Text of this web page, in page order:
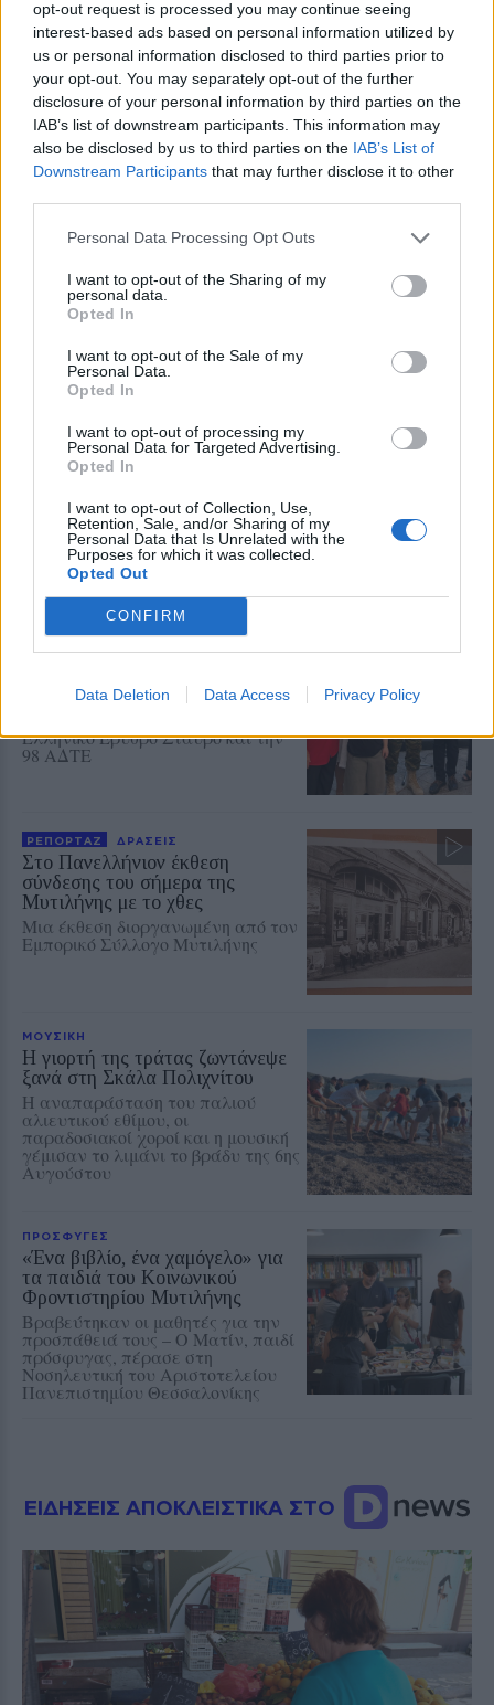
opt-out request is processed you may continue seeing
interest-based ads based on personal information utilized by
us or personal information disclosed to third parties prior to
your opt-out. You may separately opt-out of the further
disclosure of your personal information by third parties on the
IAB’s list of downstream participants. This information may
also be disclosed by us to third parties on the IAB’s List of
Downstream Participants that may further disclose it to other
Personal Data Processing Opt Outs
I want to opt-out of the Sharing of my
personal data.
Opted In
I want to opt-out of the Sale of my
Personal Data.
Opted In
I want to opt-out of processing my
Personal Data for Targeted Advertising.
Opted In
I want to opt-out of Collection, Use,
Retention, Sale, and/or Sharing of my
Personal Data that Is Unrelated with the
Purposes for which it was collected.
Opted Out
CONFIRM
Data Deletion Data Access Privacy Policy
ΔΡΑΣΕΙΣ
Τα παιδιά ανακαλύπτουν το
Απολιθωμένο Δάσος μέσα από
ένα νέο παιχνίδι
Διαδραστική εκπαιδευτική δράση
στο Μουσείο του Σιγρίου, με
αναμνηστικά για όλους και ετήσια
κάρτα ελεύθερης εισόδου για τον
νικητή
Κάλεσμα για συγκέντρωση υπέρ
ανειδίκευτους γιατρούς της
Λέσβου
Την Κυριακή 9 Αυγούστου, στις
κεντρικό κτήριο της Περιφέρειας
Βορείου Αιγαίου στη Μυτιλήνη η
κινητοποίηση
ΔΡΑΣΕΙΣ
Ρούχα και τρόφιμα για τους
ανθρώπους που έχουν ανάγκη
Νέα συνεργασία της
«Ανακύκλωσης Αιγαίου» με τον
Σύνδεσμο Κοινωνικής Προστασίας
και Αλληλεγγύης
ΔΡΑΣΕΙΣ
Καλοκαιρινή γιορτή για τα
Μουσική, τραγούδι και χορός στη
Ελληνικό Ερυθρό Σταυρό και την
98 ΑΔΤΕ
ΡΕΠΟΡΤΑΖ ΔΡΑΣΕΙΣ
Στο Πανελλήνιον έκθεση
σύνδεσης του σήμερα της
Μυτιλήνης με το χθες
Μια έκθεση διοργανωμένη από τον
Εμπορικό Σύλλογο Μυτιλήνης
ΜΟΥΣΙΚΗ
Η γιορτή της τράτας ζωντάνεψε
ξανά στη Σκάλα Πολιχνίτου
Η αναπαράσταση του παλιού
αλιευτικού εθίμου, οι
παραδοσιακοί χοροί και η μουσική
γέμισαν το λιμάνι το βράδυ της 6ης
Αυγούστου
ΠΡΟΣΦΥΓΕΣ
«Ένα βιβλίο, ένα χαμόγελο» για
τα παιδιά του Κοινωνικού
Φροντιστηρίου Μυτιλήνης
Βραβεύτηκαν οι μαθητές για την
προσπάθειά τους – Ο Ματίν, παιδί
πρόσφυγας, πέρασε στη
Νοσηλευτική του Αριστοτελείου
Πανεπιστημίου Θεσσαλονίκης
ΕΙΔΗΣΕΙΣ ΑΠΟΚΛΕΙΣΤΙΚΑ ΣΤΟ